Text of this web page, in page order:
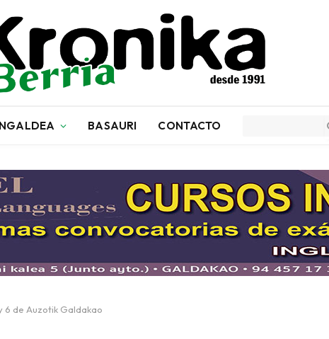
BASAURI CONTACTO
6 de Auzotik Galdakao